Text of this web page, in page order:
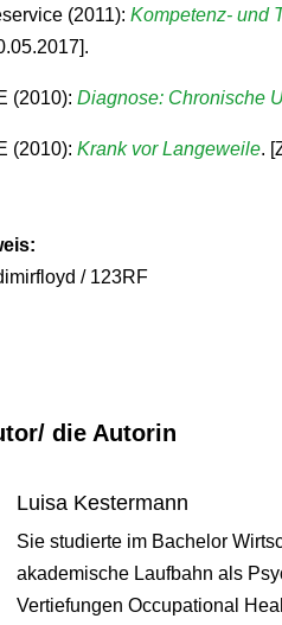
(2011):Kompetenz- und
(2010):Diagnose: Chronische
(2010):Krank vor Langeweile.
/ 123RF
die Autorin
Luisa Kestermann
Sie studierte im Bachelor
akademische Laufbahn als
Vertiefungen Occupational